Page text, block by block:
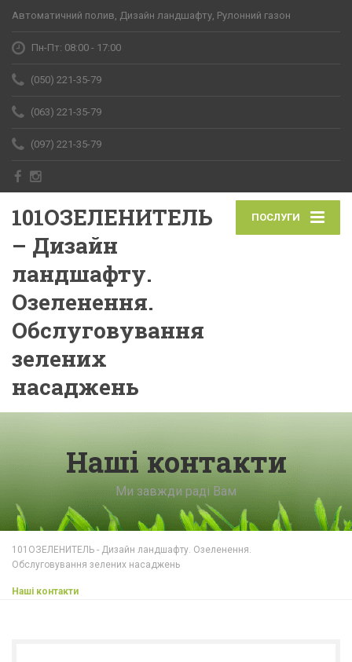
Автоматичний полив, Дизайн ландшафту, Рулонний газон
Пн-Пт: 08:00 - 17:00
(050) 221-35-79
(063) 221-35-79
(097) 221-35-79
ПОСЛУГИ
101ОЗЕЛЕНИТЕЛЬ
– Дизайн
ландшафту.
Озеленення.
Обслуговування
зелених
насаджень
Наші контакти
Ми завжди раді Вам
101ОЗЕЛЕНИТЕЛЬ - Дизайн ландшафту. Озеленення.
Обслуговування зелених насаджень
Наші контакти